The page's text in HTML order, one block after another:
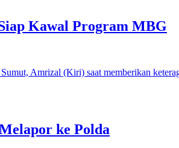
Kawal Program MBG
ke Polda